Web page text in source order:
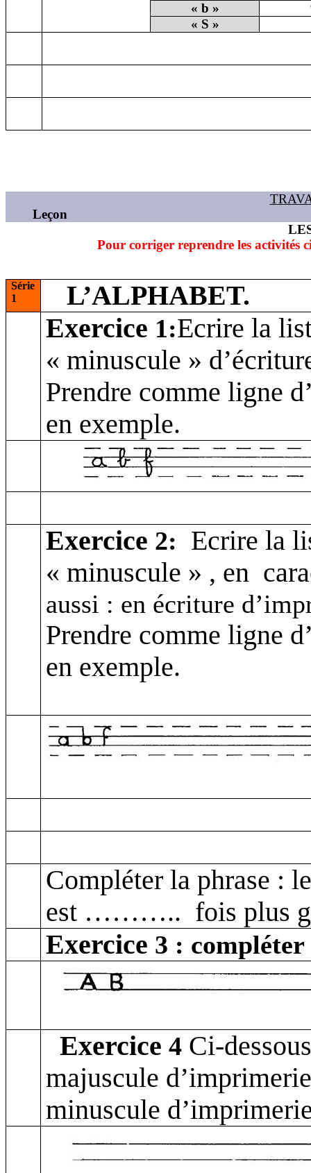
« b »
« S »
Leçon
Pour corriger reprendre les activités
Série
1
L’ALPHABET.
Exercice 1:Ecrire la
« minuscule »
Prendre comme ligne
en exemple.
Exercice 2: Ecrire la
« minuscule » , en
aussi : en écriture
Prendre comme ligne
en exemple.
Compléter la phrase :
est ……….. fois plus
Exercice 3 :
Exercice 4 Ci-
majuscule
minuscule